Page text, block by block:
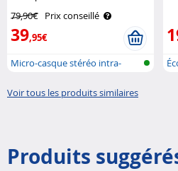
79,90€ Prix conseillé
39,95€
Micro-casque stéréo intra-
Voir tous les produits similaires
Produits